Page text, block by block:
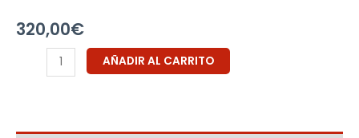
320,00€
AÑADIR AL CARRITO